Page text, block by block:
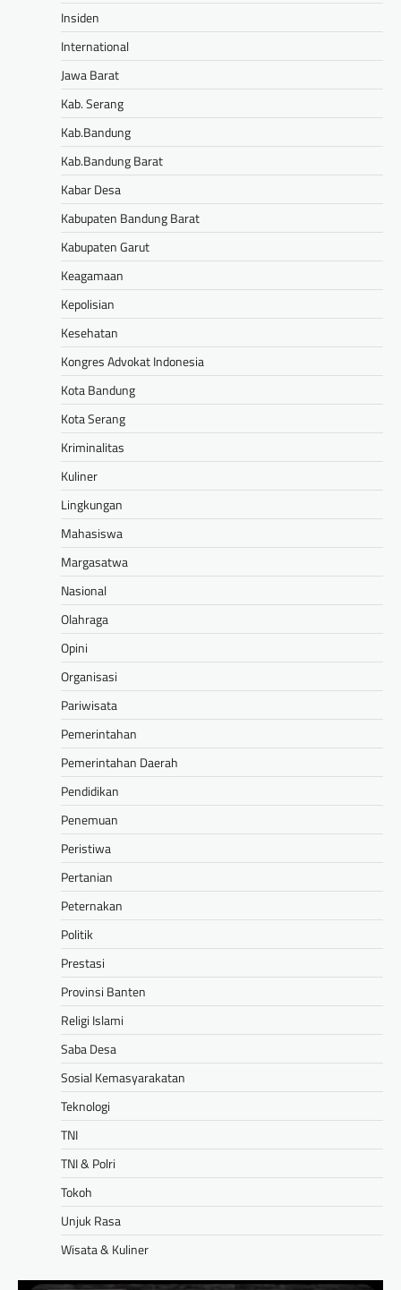
Insiden
International
Jawa Barat
Kab. Serang
Kab.Bandung
Kab.Bandung Barat
Kabar Desa
Kabupaten Bandung Barat
Kabupaten Garut
Keagamaan
Kepolisian
Kesehatan
Kongres Advokat Indonesia
Kota Bandung
Kota Serang
Kriminalitas
Kuliner
Lingkungan
Mahasiswa
Margasatwa
Nasional
Olahraga
Opini
Organisasi
Pariwisata
Pemerintahan
Pemerintahan Daerah
Pendidikan
Penemuan
Peristiwa
Pertanian
Peternakan
Politik
Prestasi
Provinsi Banten
Religi Islami
Saba Desa
Sosial Kemasyarakatan
Teknologi
TNI
TNI & Polri
Tokoh
Unjuk Rasa
Wisata & Kuliner